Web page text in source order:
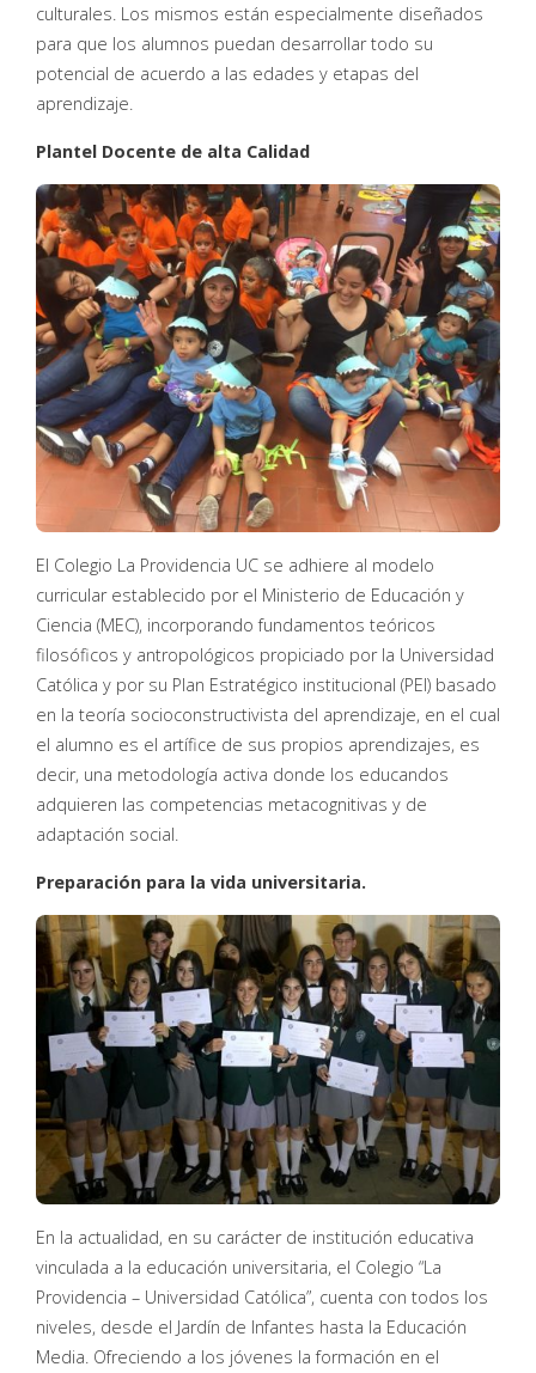
culturales. Los mismos están especialmente diseñados
para que los alumnos puedan desarrollar todo su
potencial de acuerdo a las edades y etapas del
aprendizaje.
Plantel Docente de alta Calidad
El Colegio La Providencia UC se adhiere al modelo
curricular establecido por el Ministerio de Educación y
Ciencia (MEC), incorporando fundamentos teóricos
filosóficos y antropológicos propiciado por la Universidad
Católica y por su Plan Estratégico institucional (PEI) basado
en la teoría socioconstructivista del aprendizaje, en el cual
el alumno es el artífice de sus propios aprendizajes, es
decir, una metodología activa donde los educandos
adquieren las competencias metacognitivas y de
adaptación social.
Preparación para la vida universitaria.
En la actualidad, en su carácter de institución educativa
vinculada a la educación universitaria, el Colegio “La
Providencia – Universidad Católica”, cuenta con todos los
niveles, desde el Jardín de Infantes hasta la Educación
Media. Ofreciendo a los jóvenes la formación en el